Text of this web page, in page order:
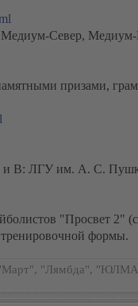
Север,
призами,
А и В: ЛГУ им. А. С.
"Просвет 2"
тренировочной формы.
"Март", "Лямбда",